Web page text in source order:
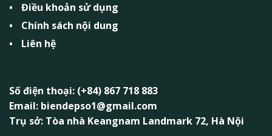
Điều khoản sử dụng
Chính sách nội dung
Liên hệ
Số điện thoại: (+84) 867 718 883
Email: biendepso1@gmail.com
Trụ sở: Tòa nhà Keangnam Landmark 72, Hà Nội